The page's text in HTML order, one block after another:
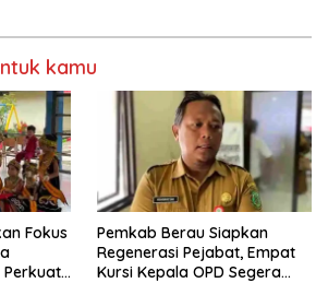
kamu
Fokus
Perkuat
Pemkab Berau Siapkan
Regenerasi Pejabat, Empat
Kursi Kepala OPD Segera